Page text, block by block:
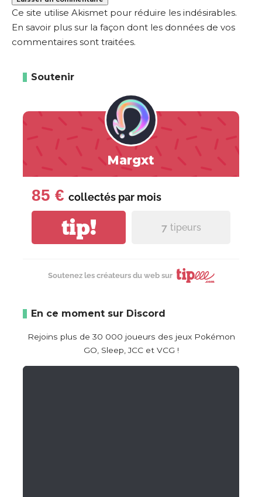
Ce site utilise Akismet pour réduire les indésirables.
En savoir plus sur la façon dont les données de vos
commentaires sont traitées.
Soutenir
Margxt
85 € collectés par mois
tip! 7 tipeurs
Soutenez les créateurs du web sur
En ce moment sur Discord
Rejoins plus de 30 000 joueurs des jeux Pokémon
GO, Sleep, JCC et VCG !